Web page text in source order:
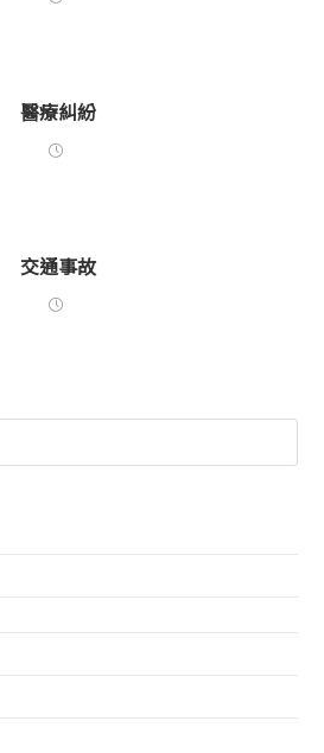
醫療糾紛
交通事故